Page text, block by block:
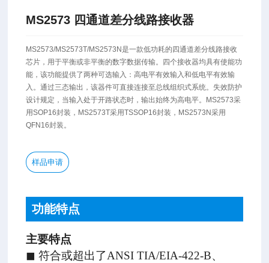
MS2573 四通道差分线路接收器
MS2573/MS2573T/MS2573N是一款低功耗的四通道差分线路接收
芯片，用于平衡或非平衡的数字数据传输。四个接收器均具有使能功
能，该功能提供了两种可选输入：高电平有效输入和低电平有效输
入。通过三态输出，该器件可直接连接至总线组织式系统。失效防护
设计规定，当输入处于开路状态时，输出始终为高电平。MS2573采
用SOP16封装，MS2573T采用TSSOP16封装，MS2573N采用
QFN16封装。
样品申请
功能特点
主要特点
◼ 符合或超出了ANSI TIA/EIA-422-B、